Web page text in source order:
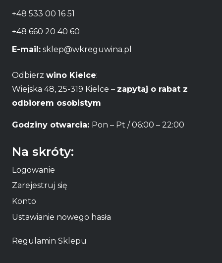
+48 533 00 16 51
+48 660 20 40 60
E-mail: sklep@wkreguwina.pl
Odbierz wino Kielce:
Wiejska 48, 25-319 Kielce – zapytaj o rabat z
odbiorem osobistym
Godziny otwarcia: Pon – Pt / 06:00 – 22:00
Na skróty:
Logowanie
Zarejestruj się
Konto
Ustawianie nowego hasła
Regulamin Sklepu